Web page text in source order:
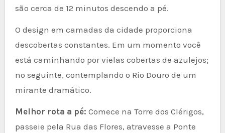
são cerca de 12 minutos descendo a pé.
O design em camadas da cidade proporciona
descobertas constantes. Em um momento você
está caminhando por vielas cobertas de azulejos;
no seguinte, contemplando o Rio Douro de um
mirante dramático.
Melhor rota a pé: Comece na Torre dos Clérigos,
passeie pela Rua das Flores, atravesse a Ponte